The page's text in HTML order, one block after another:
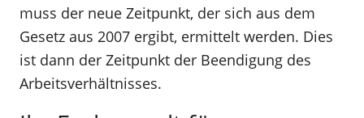
muss der neue Zeitpunkt, der sich aus dem
Gesetz aus 2007 ergibt, ermittelt werden. Dies
ist dann der Zeitpunkt der Beendigung des
Arbeitsverhältnisses.